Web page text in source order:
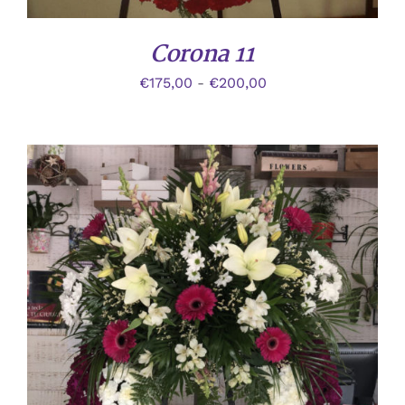
Corona 11
€175,00 - €200,00Rango
desde
€175,00
hasta
€200,00
ESTE
PRODUCTO
DETALLES